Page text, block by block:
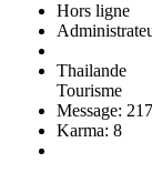
Hors ligne
Thailande
Tourisme
Message: 217
Karma: 8